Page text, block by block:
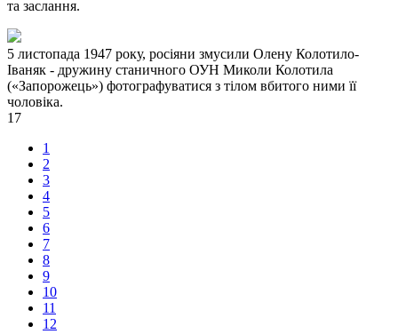
та заслання.
5 листопада 1947 року, росіяни змусили Олену Колотило-
Іваняк - дружину станичного ОУН Миколи Колотила
(«Запорожець») фотографуватися з тілом вбитого ними її
чоловіка.
17
1
2
3
4
5
6
7
8
9
10
11
12